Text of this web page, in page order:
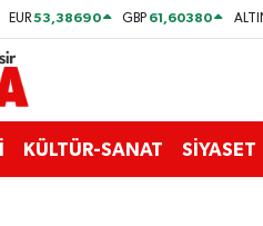
EUR53,38690 GBP 61,60380
KÜLTÜR-SANAT SİYASET